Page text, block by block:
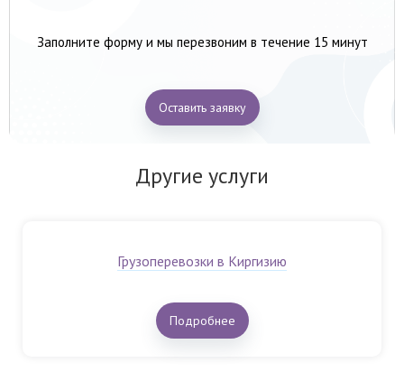
Заполните форму и мы перезвоним в течение 15 минут
Оставить заявку
Другие услуги
Грузоперевозки в Киргизию
Подробнее